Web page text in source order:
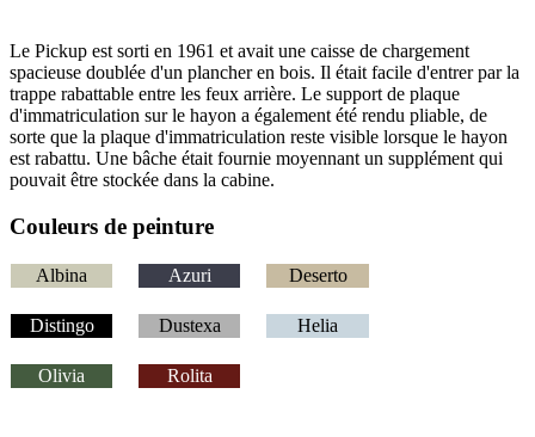
Le Pickup est sorti en 1961 et avait une caisse de chargement
spacieuse doublée d'un plancher en bois. Il était facile d'entrer par la
trappe rabattable entre les feux arrière. Le support de plaque
d'immatriculation sur le hayon a également été rendu pliable, de
sorte que la plaque d'immatriculation reste visible lorsque le hayon
est rabattu. Une bâche était fournie moyennant un supplément qui
pouvait être stockée dans la cabine.
Couleurs de peinture
Albina Azuri Deserto
Distingo Dustexa Helia
Olivia Rolita